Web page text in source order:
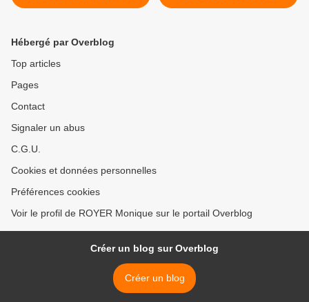
Multimédia de Saint-
Hébergé par Overblog
Top articles
Pages
Contact
Signaler un abus
C.G.U.
Cookies et données personnelles
Préférences cookies
Voir le profil de ROYER Monique sur le portail Overblog
Créer un blog sur Overblog
Créer un blog